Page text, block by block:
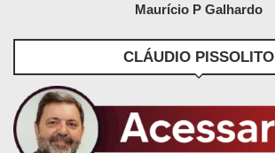
Maurício P Galhardo
CLÁUDIO PISSOLITO